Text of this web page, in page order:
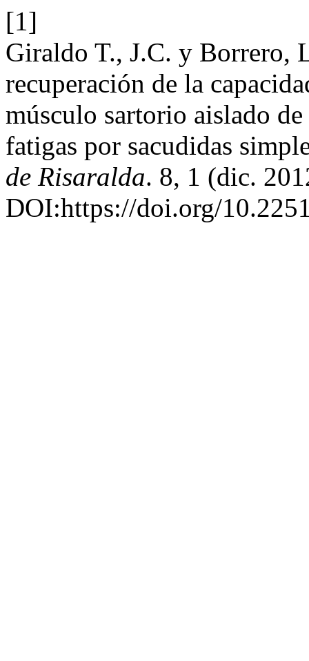
[1]
Giraldo T., J.C. y Borrero,
recuperación de la
músculo sartorio aislado
fatigas por sacudidas
de Risaralda. 8, 1 (dic.
DOI:https://doi.org/